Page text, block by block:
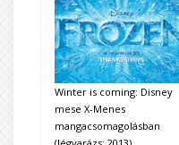
Winter is coming: Disney
mese X-Menes
mangacsomagolásban